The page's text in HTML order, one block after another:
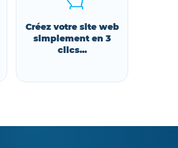
Créez votre site web
simplement en 3
clics...